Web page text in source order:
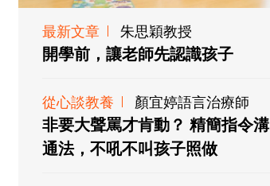
最新文章 朱思穎教授
開學前，讓老師先認識孩子
從心談教養 顏宜婷語言治療師
非要大聲罵才肯動？ 精簡指令溝
通法，不吼不叫孩子照做